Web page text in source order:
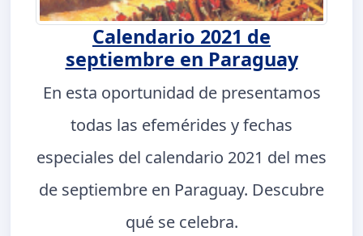
Calendario 2021 de
septiembre en Paraguay
En esta oportunidad de presentamos
todas las efemérides y fechas
especiales del calendario 2021 del mes
de septiembre en Paraguay. Descubre
qué se celebra.